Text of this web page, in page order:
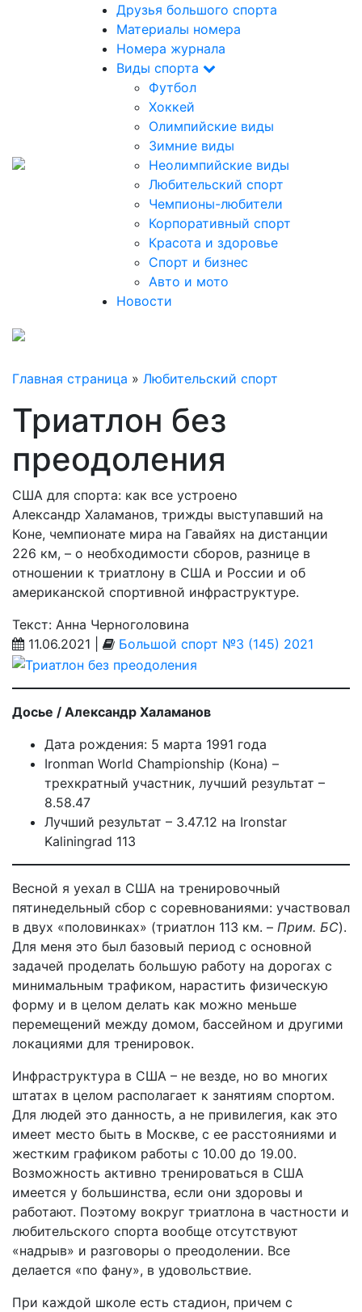
Друзья большого спорта
Материалы номера
Номера журнала
Виды спорта
Футбол
Хоккей
Олимпийские виды
Зимние виды
Неолимпийские виды
Любительский спорт
Чемпионы-любители
Корпоративный спорт
Красота и здоровье
Спорт и бизнес
Авто и мото
Новости
Главная страница » Любительский спорт
Триатлон без
преодоления
США для спорта: как все устроено
Александр Халаманов, трижды выступавший на
Коне, чемпионате мира на Гавайях на дистанции
226 км, – о необходимости сборов, разнице в
отношении к триатлону в США и России и об
американской спортивной инфраструктуре.
Текст: Анна Черноголовина
11.06.2021 |
Большой спорт №3 (145) 2021
Досье / Александр Халаманов
Дата рождения: 5 марта 1991 года
Ironman World Championship (Кона) –
трехкратный участник, лучший результат –
8.58.47
Лучший результат – 3.47.12 на Ironstar
Kaliningrad 113
Весной я уехал в США на тренировочный
пятинедельный сбор с соревнованиями: участвовал
в двух «половинках» (триатлон 113 км. – Прим. БС).
Для меня это был базовый период с основной
задачей проделать большую работу на дорогах с
минимальным трафиком, нарастить физическую
форму и в целом делать как можно меньше
перемещений между домом, бассейном и другими
локациями для тренировок.
Инфраструктура в США – не везде, но во многих
штатах в целом располагает к занятиям спортом.
Для людей это данность, а не привилегия, как это
имеет место быть в Москве, с ее расстояниями и
жестким графиком работы с 10.00 до 19.00.
Возможность активно тренироваться в США
имеется у большинства, если они здоровы и
работают. Поэтому вокруг триатлона в частности и
любительского спорта вообще отсутствуют
«надрыв» и разговоры о преодолении. Все
делается «по фану», в удовольствие.
При каждой школе есть стадион, причем с